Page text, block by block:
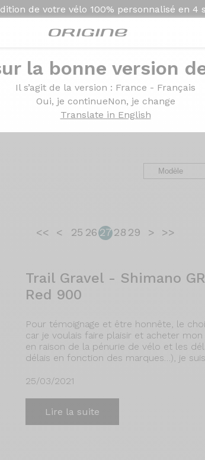
de votre vélo 100% personnalisé en 4
la bonne version
Il s’agit de la version : France - Français
Oui, je continueNon, je change
Translate in English
des clients
et VAE. Des retours d’expérience, de la
<< < 25 26 27 28 29 > >>
Trail Gravel - Shimano
Red 900
Pour témoignage et être honnête, le
car je voulais faire plaisir et acheter
en raison de la pénurie de vélo et les
délais en fonction des marques…), je
25/03/2021
Lire la suite